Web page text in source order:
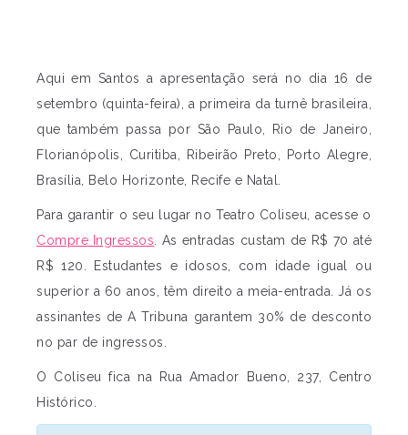
Aqui em Santos a apresentação será no dia 16 de
setembro (quinta-feira), a primeira da turnê brasileira,
que também passa por São Paulo, Rio de Janeiro,
Florianópolis, Curitiba, Ribeirão Preto, Porto Alegre,
Brasília, Belo Horizonte, Recife e Natal.
Para garantir o seu lugar no Teatro Coliseu, acesse o
Compre Ingressos. As entradas custam de R$ 70 até
R$ 120. Estudantes e idosos, com idade igual ou
superior a 60 anos, têm direito a meia-entrada. Já os
assinantes de A Tribuna garantem 30% de desconto
no par de ingressos.
O Coliseu fica na Rua Amador Bueno, 237, Centro
Histórico.